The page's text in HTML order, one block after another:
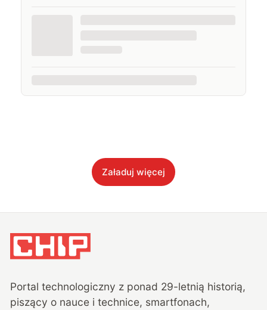
Załaduj więcej
Portal technologiczny z ponad 29-letnią historią,
piszący o nauce i technice, smartfonach,